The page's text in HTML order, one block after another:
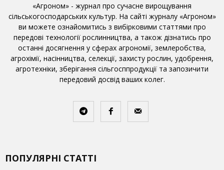
«Агроном» - журнал про сучасне вирощування
сільськогосподарських культур. На сайті журналу «Агроном»
ви можете ознайомитись з вибірковими статтями про
передові технології рослинництва, а також дізнатись про
останні досягнення у сферах агрономії, землеробства,
агрохімії, насінництва, селекції, захисту рослин, удобрення,
агротехніки, зберігання сільгосппродукції та запозичити
передовий досвід ваших колег.
ПОПУЛЯРНІ СТАТТІ